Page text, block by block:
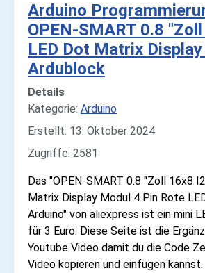
Arduino
OPEN-SMART 0.8
LED Dot Matrix
Ardublock
Details
Kategorie: Arduino
Erstellt: 13. Oktober 2024
Zugriffe: 2581
Das "OPEN-SMART 0.8 "Zoll 16x8
Matrix Display Modul 4 Pin Rote
Arduino" von aliexpress ist ein mini
für 3 Euro. Diese Seite ist die
Youtube Video damit du die Code
Video kopieren und einfügen kannst.